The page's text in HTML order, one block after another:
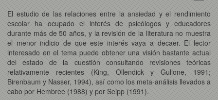
El estudio de las relaciones entre la ansiedad y el rendimiento
escolar ha ocupado el interés de psicólogos y educadores
durante más de 50 años, y la revisión de la literatura no muestra
el menor indicio de que este interés vaya a decaer. El lector
interesado en el tema puede obtener una visión bastante actual
del estado de la cuestión consultando revisiones teóricas
relativamente recientes (King, Ollendick y Gullone, 1991;
Birenbaum y Nasser, 1994), así como los meta-análisis llevados a
cabo por Hembree (1988) y por Seipp (1991).